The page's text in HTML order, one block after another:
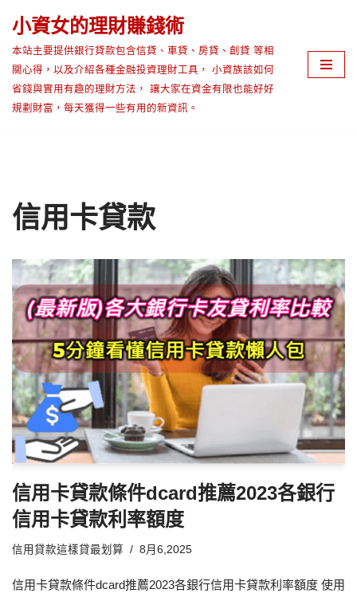
Skip
to
content
小資女的理財賺錢術
本站主要提供銀行貸款包含信貸、車貸、房貸、創貸 等相
關心得，以及介紹各種金融投資理財工具， 小資族該如何
省錢與實用有趣的理財方法， 讓大家在資金有限也能好好
規劃財富，每天獲得一些有用的新資訊。
信用卡貸款
信用卡貸款條件dcard推薦2023各銀行
信用卡貸款利率額度
信用貸款這樣貸最划算 8月6,2025
信用卡貸款條件dcard推薦2023各銀行信用卡貸款利率額度 使用